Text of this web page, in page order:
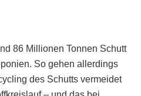
86 Millionen Tonnen Schutt
So gehen allerdings
des Schutts vermeidet